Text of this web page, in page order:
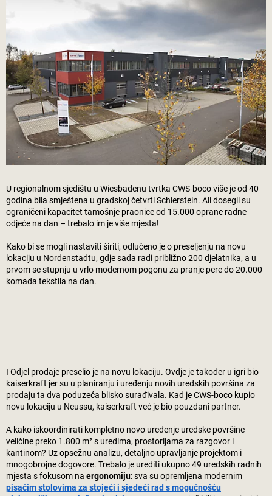
U regionalnom sjedištu u Wiesbadenu tvrtka CWS-boco više je od 40
godina bila smještena u gradskoj četvrti Schierstein. Ali dosegli su
ograničeni kapacitet tamošnje praonice od 15.000 oprane radne
odjeće na dan – trebalo im je više mjesta!
Kako bi se mogli nastaviti širiti, odlučeno je o preseljenju na novu
lokaciju u Nordenstadtu, gdje sada radi približno 200 djelatnika, a u
prvom se stupnju u vrlo modernom pogonu za pranje pere do 20.000
komada tekstila na dan.
I Odjel prodaje preselio je na novu lokaciju. Ovdje je također u igri bio
kaiserkraft jer su u planiranju i uređenju novih uredskih površina za
prodaju ta dva poduzeća blisko surađivala. Kad je CWS-boco kupio
novu lokaciju u Neussu, kaiserkraft već je bio pouzdani partner.
A kako iskoordinirati kompletno novo uređenje uredske površine
veličine preko 1.800 m² s uredima, prostorijama za razgovor i
kantinom? Uz opsežnu analizu, detaljno upravljanje projektom i
mnogobrojne dogovore. Trebalo je urediti ukupno 49 uredskih radnih
mjesta s fokusom na ergonomiju: sva su opremljena modernim
pisaćim stolovima za stojeći i sjedeći rad s mogućnošću